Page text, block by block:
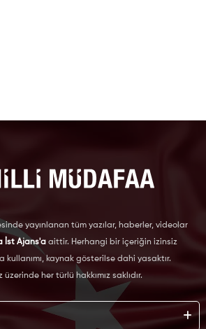
yayınlanan tüm yazılar, haberler, videolar
İst Ajans'aaittir. Herhangi bir içeriğin izinsiz
kullanımı, kaynak gösterilse dahi yasaktır.
üzerinde her türlü hakkımız saklıdır.